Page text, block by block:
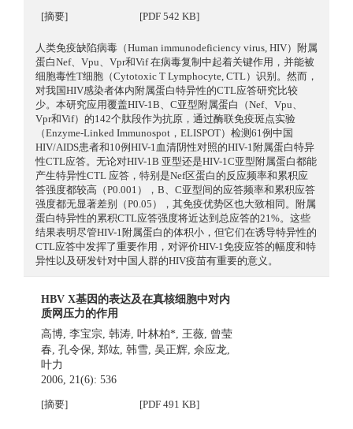
[摘要] [PDF 542 KB]
人类免疫缺陷病毒（Human immunodeficiency virus, HIV）附属
蛋白Nef、Vpu、Vpr和Vif 在病毒复制中起着关键作用，并能被
细胞毒性T细胞（Cytotoxic T Lymphocyte, CTL）识别。然而，
对我国HIV感染者体内附属蛋白特异性的CTL应答研究比较
少。本研究应用覆盖HIV-1B、C亚型附属蛋白（Nef、Vpu、
Vpr和Vif）的142个肽段作为抗原，通过酶联免疫斑点实验
（Enzyme-Linked Immunospot，ELISPOT）检测61例中国
HIV/AIDS患者和10例HIV-1血清阴性对照的HIV-1附属蛋白特异
性CTL应答。无论对HIV-1B 亚型还是HIV-1C亚型附属蛋白都能
产生特异性CTL 应答，特别是Nef区蛋白的反应频率和累积应
答强度都较高（P0.001），B、C亚型间的应答频率和累积应答
强度都无显著差别（P0.05），其免疫优势区也大致相同。附属
蛋白特异性的累积CTL应答强度将近达到总应答的21%。这些
结果表明尽管HIV-1附属蛋白的体积小，但它们在诱导特异性的
CTL应答中发挥了重要作用，对评价HIV-1免疫应答的幅度和特
异性以及研发针对中国人群的HIV疫苗有重要的意义。
HBV X基因的表达及在真核细胞中对内
质网压力的作用
高博,李宝宗,韩涛,叶林柏*,王薇, 曾莹
春,孔令保,郑竑,韩雪,吴正辉,佘应龙,
叶力
2006, 21(6): 536
[摘要] [PDF 491 KB]